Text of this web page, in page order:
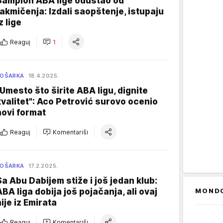
Izdali saopštenje, istupaju
lige
Reaguj 1
18.4.2025.
što širite ABA ligu, dignite
Aco Petrović surovo ocenio
format
Reaguj Komentariši
17.2.2025.
Abu Dabijem stiže i još jedan klub:
liga dobija još pojačanja, ali ovaj
iz Emirata